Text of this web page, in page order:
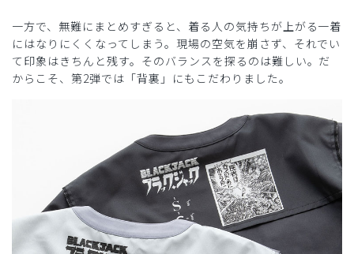
一方で、無難にまとめすぎると、着る人の気持ちが上がる一着
にはなりにくくなってしまう。現場の空気を崩さず、それでい
て印象はきちんと残す。そのバランスを探るのは難しい。だ
からこそ、第2弾では「背裏」にもこだわりました。